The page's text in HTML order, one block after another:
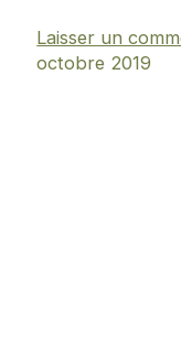
Laisser un
octobre 2019